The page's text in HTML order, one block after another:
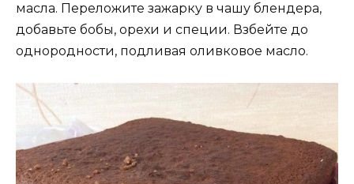
масла. Переложите зажарку в чашу блендера,
добавьте бобы, орехи и специи. Взбейте до
однородности, подливая оливковое масло.